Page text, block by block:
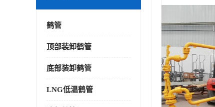
鹤管
顶部装卸鹤管
底部装卸鹤管
LNG低温鹤管